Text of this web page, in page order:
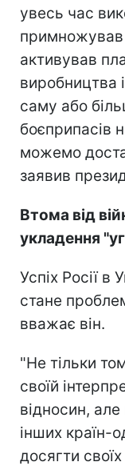
увесь час
примножував
активував
виробництва
саму або
боєприпасів
можемо
заявив
Втома від
укладення
Успіх Росії в
стане
вважає він.
"Не тільки
своїй
відносин,
інших країн-
досягти